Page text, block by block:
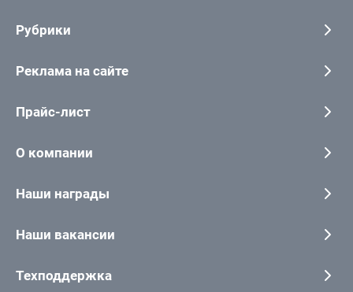
Рубрики
Реклама на сайте
Прайс-лист
О компании
Наши награды
Наши вакансии
Техподдержка